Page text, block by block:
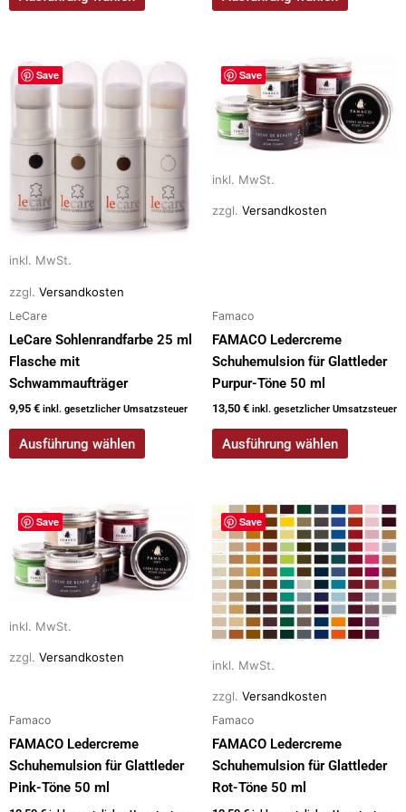
Save
inkl. MwSt.
zzgl. Versandkosten
LeCare
LeCare Sohlenrandfarbe 25 ml
Flasche mit
Schwammaufträger
9,95 € inkl. gesetzlicher Umsatzsteuer
Ausführung wählen
Dieses
Produkt
weist
mehrere
Varianten
auf.
Die
Optionen
können
auf
Produktseite
gewählt
werden
Save
inkl. MwSt.
zzgl. Versandkosten
Famaco
FAMACO Ledercreme
Schuhemulsion für Glattleder
Purpur-Töne 50 ml
13,50 € inkl. gesetzlicher Umsatzsteuer
Ausführung wählen
Dieses
Produkt
weist
mehrere
Varianten
auf.
Optionen
gewählt
werden
Save
inkl. MwSt.
zzgl. Versandkosten
Famaco
FAMACO Ledercreme
Schuhemulsion für Glattleder
Pink-Töne 50 ml
Dieses
Produkt
weist
mehrere
Varianten
auf.
Optionen
der
Produktseite
gewählt
werden
Save
inkl. MwSt.
zzgl. Versandkosten
Famaco
FAMACO Ledercreme
Schuhemulsion für Glattleder
Rot-Töne 50 ml
Dieses
Produkt
weist
mehrere
Varianten
auf.
Die
Optionen
auf
der
Produktseite
gewählt
werden